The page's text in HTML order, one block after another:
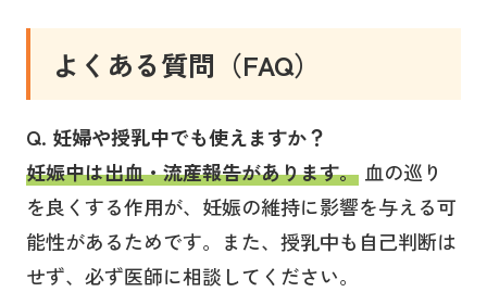
よくある質問（FAQ）
Q. 妊婦や授乳中でも使えますか？
妊娠中は出血・流産報告があります。 血の巡り
を良くする作用が、妊娠の維持に影響を与える可
能性があるためです。また、授乳中も自己判断は
せず、必ず医師に相談してください。